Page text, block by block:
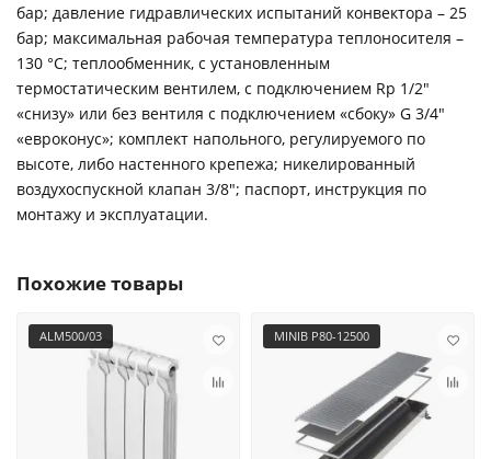
бар; давление гидравлических испытаний конвектора – 25
бар; максимальная рабочая температура теплоносителя –
130 °С; теплообменник, с установленным
термостатическим вентилем, с подключением Rp 1/2"
«снизу» или без вентиля с подключением «сбоку» G 3/4"
«евроконус»; комплект напольного, регулируемого по
высоте, либо настенного крепежа; никелированный
воздухоспускной клапан 3/8"; паспорт, инструкция по
монтажу и эксплуатации.
Похожие товары
ALM500/03 MINIB P80-12500